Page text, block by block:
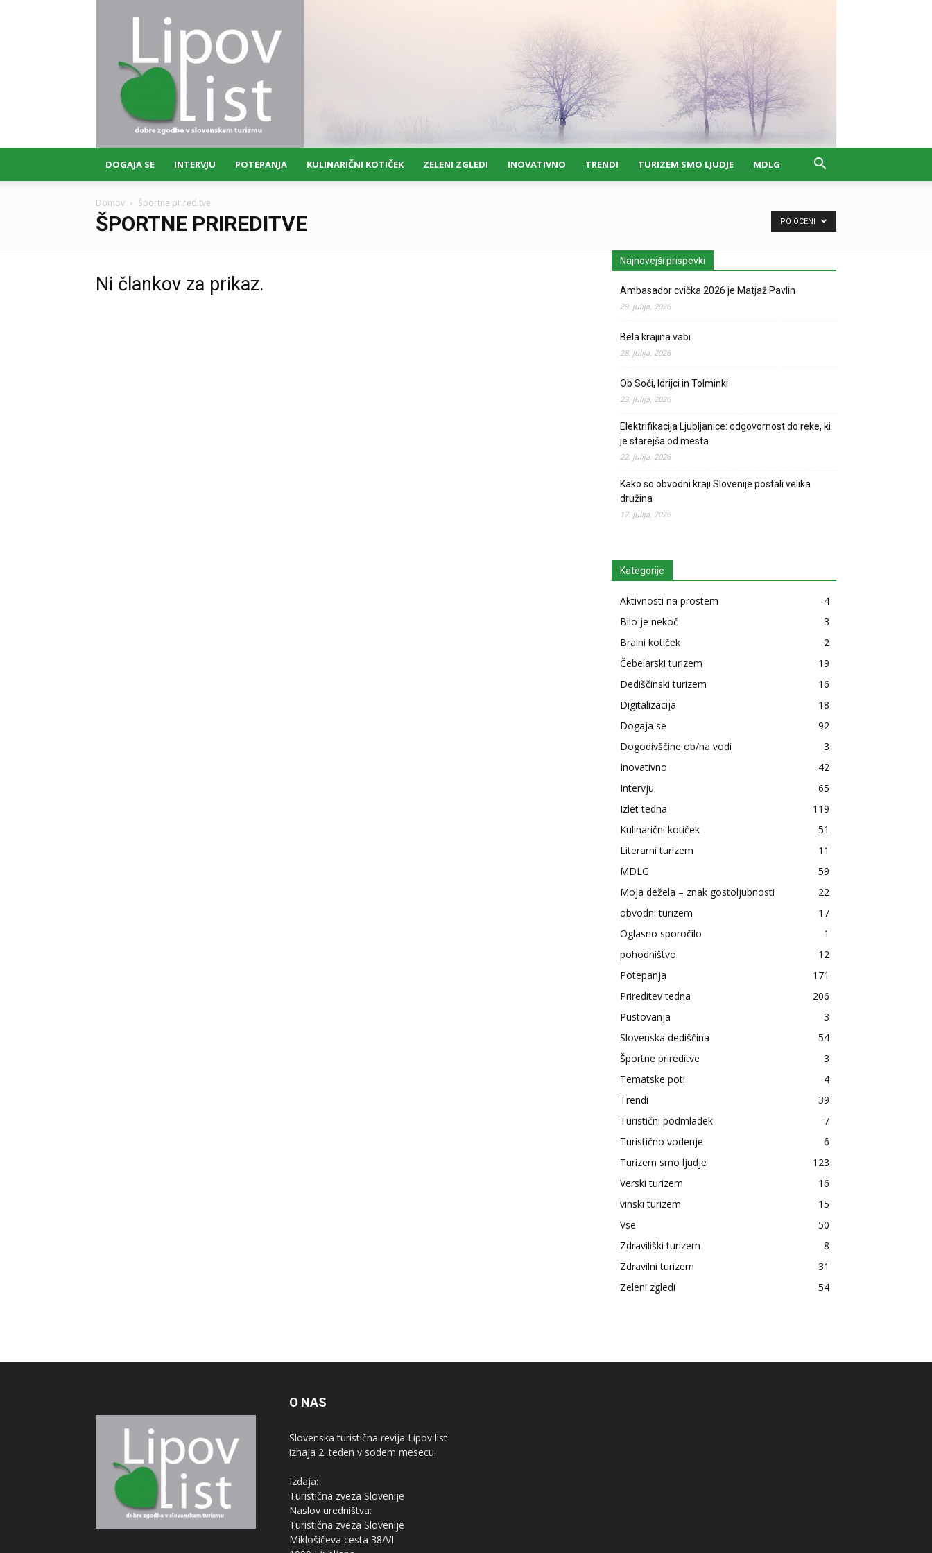
DOGAJA SE INTERVJU POTEPANJA KULINARIČNI KOTIČEK ZELENI ZGLEDI INOVATIVNO TRENDI TURIZEM SMO LJUDJE MDLG
Domov Športne prireditve
ŠPORTNE PRIREDITVE PO OCENI
Ni člankov za prikaz.
Najnovejši prispevki
Ambasador cvička 2026 je Matjaž Pavlin
29. julija, 2026
Bela krajina vabi
28. julija, 2026
Ob Soči, Idrijci in Tolminki
23. julija, 2026
Elektrifikacija Ljubljanice: odgovornost do reke, ki
je starejša od mesta
22. julija, 2026
Kako so obvodni kraji Slovenije postali velika
družina
17. julija, 2026
Kategorije
Aktivnosti na prostem
4
Bilo je nekoč
3
Bralni kotiček
2
Čebelarski turizem
19
Dediščinski turizem
16
Digitalizacija
18
Dogaja se
92
Dogodivščine ob/na vodi
3
Inovativno
42
Intervju
65
Izlet tedna
119
Kulinarični kotiček
51
Literarni turizem
11
MDLG
59
Moja dežela – znak gostoljubnosti
22
obvodni turizem
17
Oglasno sporočilo
1
pohodništvo
12
Potepanja
171
Prireditev tedna
206
Pustovanja
3
Slovenska dediščina
54
Športne prireditve
3
Tematske poti
4
Trendi
39
Turistični podmladek
7
Turistično vodenje
6
Turizem smo ljudje
123
Verski turizem
16
vinski turizem
15
Vse
50
Zdraviliški turizem
8
Zdravilni turizem
31
Zeleni zgledi
54
O NAS
Slovenska turistična revija Lipov list
izhaja 2. teden v sodem mesecu.
Izdaja:
Turistična zveza Slovenije
Naslov uredništva:
Turistična zveza Slovenije
Miklošičeva cesta 38/VI